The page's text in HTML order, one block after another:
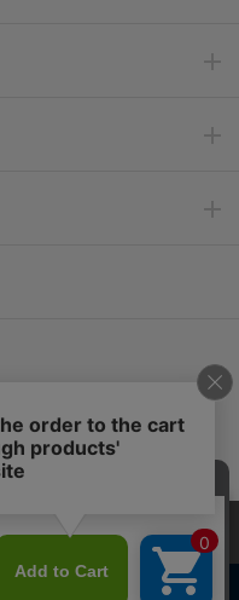
ツ改善のためにCookieを使用
の使用に同意したものとみな